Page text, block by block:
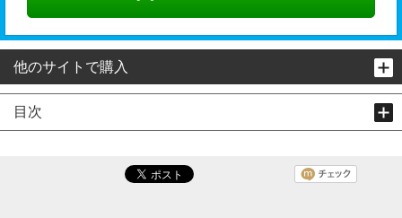
他のサイトで購入
目次